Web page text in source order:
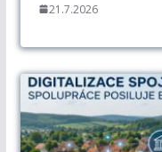
21.7.2026